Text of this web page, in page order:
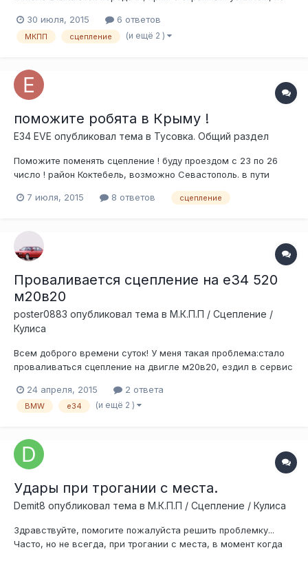
иногда прям влючаются наоборот очень легко, я даже
щелчка не чувствую. А ещё педаль сцепления сверху до
30 июля, 2015 6 ответов
МКПП сцепление (и ещё 2 )
поможите робята в Крыму !
E34 EVE опубликовал тема в Тусовка. Общий раздел
Поможите поменять сцепление ! буду проездом с 23 по 26
число ! район Коктебель, возможно Севастополь. в пути
сцепления, вилка, пружинка, солдатик, болты корзины,
7 июля, 2015 8 ответов сцепление
Проваливается сцепление на е34 520
м20в20
poster0883 опубликовал тема в М.К.П.П / Сцепление /
Кулиса
Всем доброго времени суток! У меня такая проблема:стало
проваливаться сцепление на двигле м20в20, ездил в сервис
нем,покатался недели полторы и опять,и снова в сервис,там
посмотрели и сказали что цилиндр в порядке! Куда рыть и что
24 апреля, 2015 2 ответа
BMW e34 (и ещё 2 )
Удары при трогании с места.
Demit8 опубликовал тема в М.К.П.П / Сцепление / Кулиса
Здравствуйте, помогите пожалуйста решить проблемку...
Часто, но не всегда, при трогании с места, в момент когда